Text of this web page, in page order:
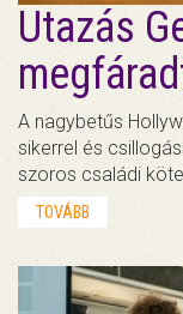
Utazás
A nagybetűs
sikerrel és
szoros családi
TOVÁBB